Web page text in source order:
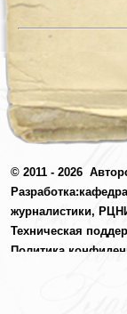
© 2011 - 2026
Разработка:
журналистики,
Техническая
Политика